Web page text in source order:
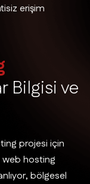
erişim
r Bilgisive
projesi için
web hosting
bölgesel